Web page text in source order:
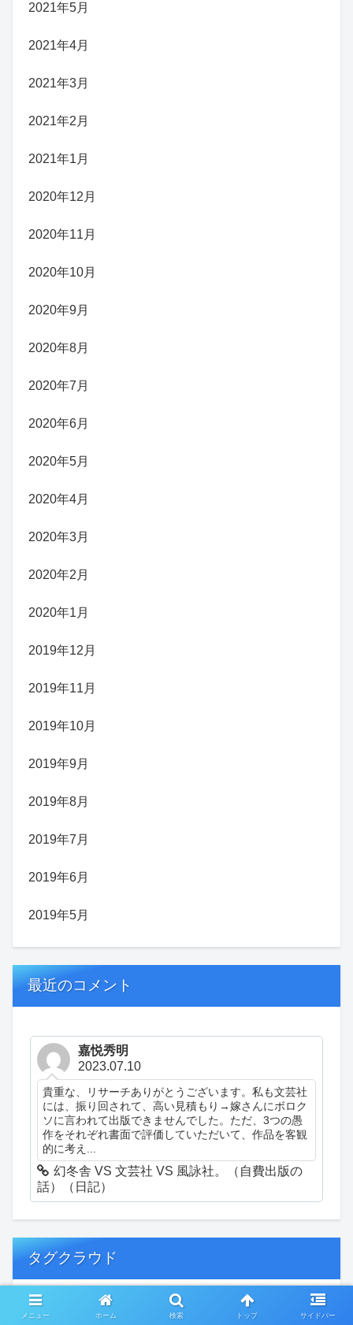
2021年5月
2021年4月
2021年3月
2021年2月
2021年1月
2020年12月
2020年11月
2020年10月
2020年9月
2020年8月
2020年7月
2020年6月
2020年5月
2020年4月
2020年3月
2020年2月
2020年1月
2019年12月
2019年11月
2019年10月
2019年9月
2019年8月
2019年7月
2019年6月
2019年5月
最近のコメント
嘉悦秀明
2023.07.10
貴重な、リサーチありがとうございます。私も文芸社
には、振り回されて、高い見積もり→嫁さんにボロク
ソに言われて出版できませんでした。ただ、3つの愚
作をそれぞれ書面で評価していただいて、作品を客観
的に考え...
幻冬舎 VS 文芸社 VS 風詠社。（自費出版の
話）（日記）
タグクラウド
創作 精神病患者の日常
メニュー ホーム 検索 トップ サイドバー